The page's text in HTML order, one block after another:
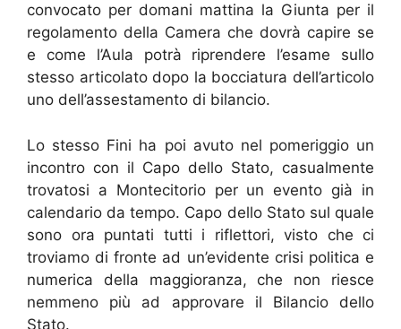
convocato per domani mattina la Giunta per il
regolamento della Camera che dovrà capire se
e come l’Aula potrà riprendere l’esame sullo
stesso articolato dopo la bocciatura dell’articolo
uno dell’assestamento di bilancio.
Lo stesso Fini ha poi avuto nel pomeriggio un
incontro con il Capo dello Stato, casualmente
trovatosi a Montecitorio per un evento già in
calendario da tempo. Capo dello Stato sul quale
sono ora puntati tutti i riflettori, visto che ci
troviamo di fronte ad un’evidente crisi politica e
numerica della maggioranza, che non riesce
nemmeno più ad approvare il Bilancio dello
Stato.